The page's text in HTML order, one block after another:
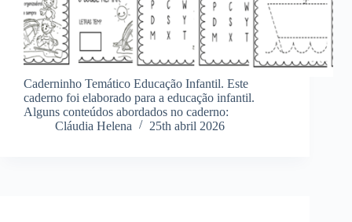
Caderninho Temático Educação Infantil. Este
caderno foi elaborado para a educação infantil.
Alguns conteúdos abordados no caderno:
Cláudia Helena
25th abril 2026